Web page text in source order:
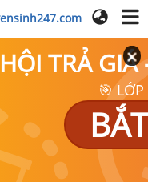
TRẢ GIÁ
🎯